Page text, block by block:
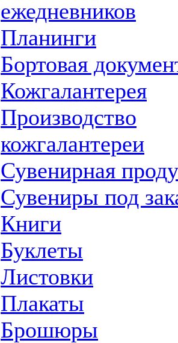
ежедневников
Планинги
Бортовая
Кожгалантерея
Производство
кожгалантереи
Сувенирная
Сувениры под
Книги
Буклеты
Листовки
Плакаты
Брошюры